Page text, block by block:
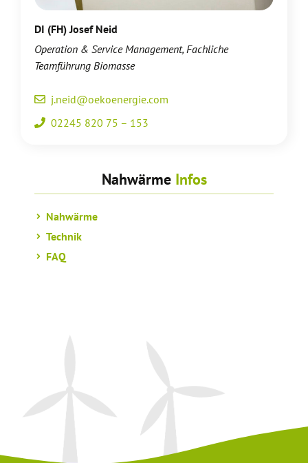
DI (FH) Josef Neid
Operation & Service Management, Fachliche
Teamführung Biomasse
j.neid@oekoenergie.com
02245 820 75 – 153
Nahwärme Infos
Nahwärme
Technik
FAQ